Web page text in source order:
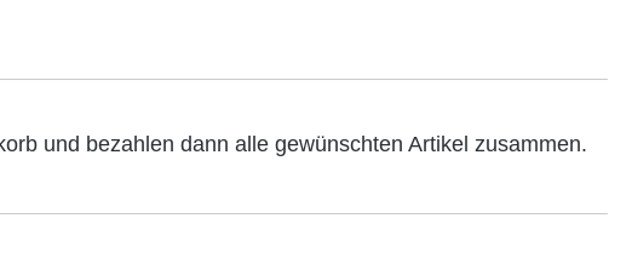
und bezahlen dann alle gewünschten Artikel zusammen.